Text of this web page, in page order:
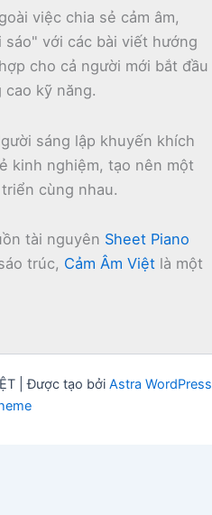
việc chia sẻ cảm âm,
với các bài viết hướng
cho cả người mới bắt đầu
kỹ năng.
sáng lập khuyến khích
kinh nghiệm, tạo nên một
cùng nhau.
tài nguyên Sheet Piano
trúc, Cảm Âm Việt là một
| Được tạo bởi Astra WordPress